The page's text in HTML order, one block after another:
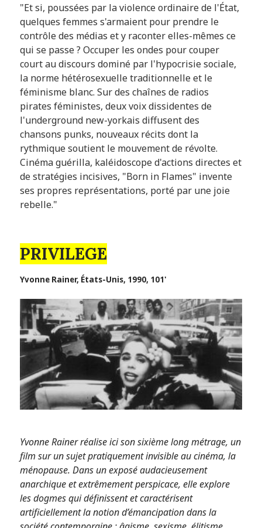
"Et si, poussées par la violence ordinaire de l'État,
quelques femmes s'armaient pour prendre le
contrôle des médias et y raconter elles-mêmes ce
qui se passe ? Occuper les ondes pour couper
court au discours dominé par l'hypocrisie sociale,
la norme hétérosexuelle traditionnelle et le
féminisme blanc. Sur des chaînes de radios
pirates féministes, deux voix dissidentes de
l'underground new-yorkais diffusent des
chansons punks, nouveaux récits dont la
rythmique soutient le mouvement de révolte.
Cinéma guérilla, kaléidoscope d'actions directes et
de stratégies incisives, "Born in Flames" invente
ses propres représentations, porté par une joie
rebelle."
PRIVILEGE
Yvonne Rainer, États-Unis, 1990, 101'
Yvonne Rainer réalise ici son sixième long métrage, un
film sur un sujet pratiquement invisible au cinéma, la
ménopause. Dans un exposé audacieusement
anarchique et extrêmement perspicace, elle explore
les dogmes qui définissent et caractérisent
artificiellement la notion d’émancipation dans la